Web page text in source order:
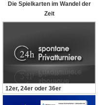
Die Spielkarten im Wandel der
Zeit
12er, 24er oder 36er